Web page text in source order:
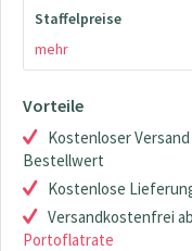
Staffelpreise
mehr
Vorteile
Kostenloser
Bestellwert
Kostenlose
Versandkostenfrei
Portoflatrate